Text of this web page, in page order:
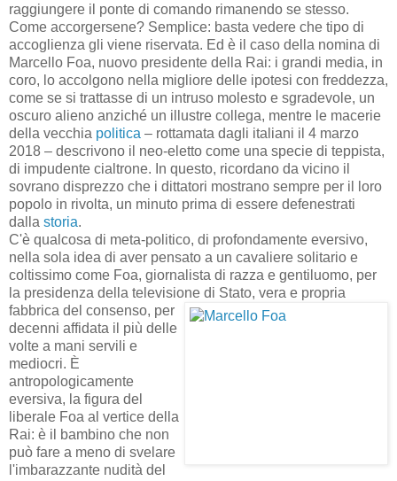
raggiungere il ponte di comando rimanendo se stesso.
Come accorgersene? Semplice: basta vedere che tipo di
accoglienza gli viene riservata. Ed è il caso della nomina di
Marcello Foa, nuovo presidente della Rai: i grandi media, in
coro, lo accolgono nella migliore delle ipotesi con freddezza,
come se si trattasse di un intruso molesto e sgradevole, un
oscuro alieno anziché un illustre collega, mentre le macerie
della vecchia politica – rottamata dagli italiani il 4 marzo
2018 – descrivono il neo-eletto come una specie di teppista,
di impudente cialtrone. In questo, ricordano da vicino il
sovrano disprezzo che i dittatori mostrano sempre per il loro
popolo in rivolta, un minuto prima di essere defenestrati
dalla storia.
C'è qualcosa di meta-politico, di profondamente eversivo,
nella sola idea di aver pensato a un cavaliere solitario e
coltissimo come Foa, giornalista di razza e gentiluomo, per
la presidenza della televisione di Stato, vera e propria
fabbrica del consenso, per
decenni affidata il più delle
volte a mani servili e
mediocri. È
antropologicamente
eversiva, la figura del
liberale Foa al vertice della
Rai: è il bambino che non
può fare a meno di svelare
l'imbarazzante nudità del